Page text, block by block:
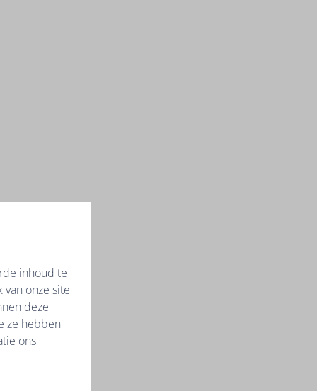
inhoud te
onze site
deze
ze hebben
ons